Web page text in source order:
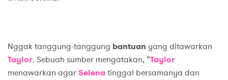
Nggak tanggung-tanggung bantuan yang ditawarkan
Taylor. Sebuah sumber mengatakan, “Taylor
menawarkan agarSelena tinggal bersamanya dan